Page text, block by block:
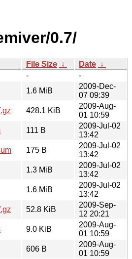
0.7/
File Size ↓ Date ↓
-
-
1.6 MiB
2009-Dec-
07 09:39
428.1 KiB
2009-Aug-
01 10:59
111 B
2009-Jul-02
13:42
175 B
2009-Jul-02
13:42
1.3 MiB
2009-Jul-02
13:42
1.6 MiB
2009-Jul-02
13:42
52.8 KiB
2009-Sep-
12 20:21
9.0 KiB
2009-Aug-
01 10:59
606 B
2009-Aug-
01 10:59